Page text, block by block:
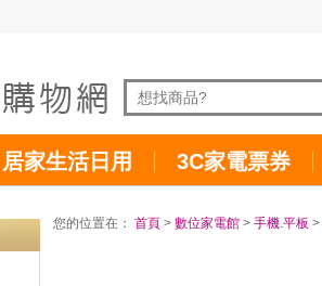
居家生活日用 3C家電票券
您的位置在： 首頁 > 數位家電館 > 手機.平板 >